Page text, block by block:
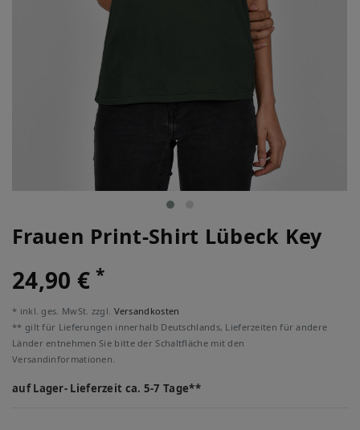
Frauen Print-Shirt Lübeck Key
24,90 €*
* inkl. ges. MwSt. zzgl. Versandkosten
** gilt für Lieferungen innerhalb Deutschlands, Lieferzeiten für andere
Länder entnehmen Sie bitte der Schaltfläche mit den
Versandinformationen.
auf Lager- Lieferzeit ca. 5-7 Tage**